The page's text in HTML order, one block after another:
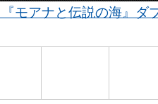
モアナと伝説の海』ダ